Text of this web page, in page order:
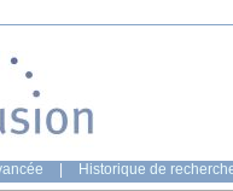
Historique de